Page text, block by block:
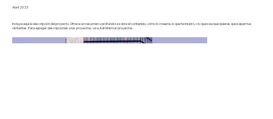
Abril 2023
Incluye aquí la descripción del proyecto. Ofrece un resumen o profundiza sobre el contenido, cómo lo creaste, lo que te inspiró, o lo que sea que quieras que sepan tus
visitantes. Para agregar descripciones a los proyectos, ve a Administrar proyectos.